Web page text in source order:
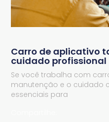
Carro de aplicativo
cuidado profissional
Se você trabalha com
manutenção e o cuidado
essenciais para